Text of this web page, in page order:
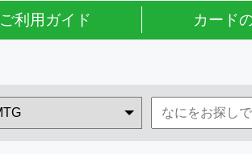
ご利用ガイド カード